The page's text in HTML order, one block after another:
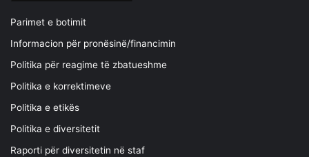
Parimet e botimit
Informacion për pronësinë/financimin
Politika për reagime të zbatueshme
Politika e korrektimeve
Politika e etikës
Politika e diversitetit
Raporti për diversitetin në staf